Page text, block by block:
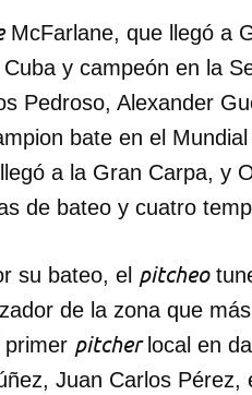
como favorito
poder guardar como favorito,
McFarlane, que llegó a
y campeón en la
Pedroso, Alexander
bate en el
a la Gran Carpa, y
de bateo y cuatro
su bateo, el pitcheo
de la zona que
primer pitcherlocal en
Juan Carlos